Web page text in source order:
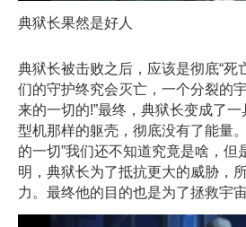
典狱长果然是好人
典狱长被击败之后，应该是彻底“死
们的守护终究会灭亡，一个分裂的
来的一切的!”最终，典狱长变成了
型机那样的躯壳，彻底没有了能量
的一切”我们还不知道究竟是啥，但
明，典狱长为了抵抗更大的威胁，
力。最终他的目的也是为了拯救